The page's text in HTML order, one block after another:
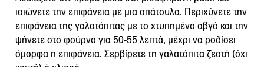
ισιώνετε την επιφάνεια με μια σπάτουλα. Περιχύνετε την
επιφάνεια της γαλατόπιτας με το χτυπημένο αβγό και την
ψήνετε στο φούρνο για 50-55 λεπτά, μέχρι να ροδίσει
όμορφα η επιφάνεια. Σερβίρετε τη γαλατόπιτα ζεστή (όχι